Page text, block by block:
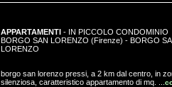
APPARTAMENTI- IN PICCOLO CONDOMINIO
BORGO SAN LORENZO (Firenze) - BORGO
LORENZO
borgo san lorenzo pressi, a 2 km dal centro, in
silenziosa, caratteristico appartamento di mq. ...